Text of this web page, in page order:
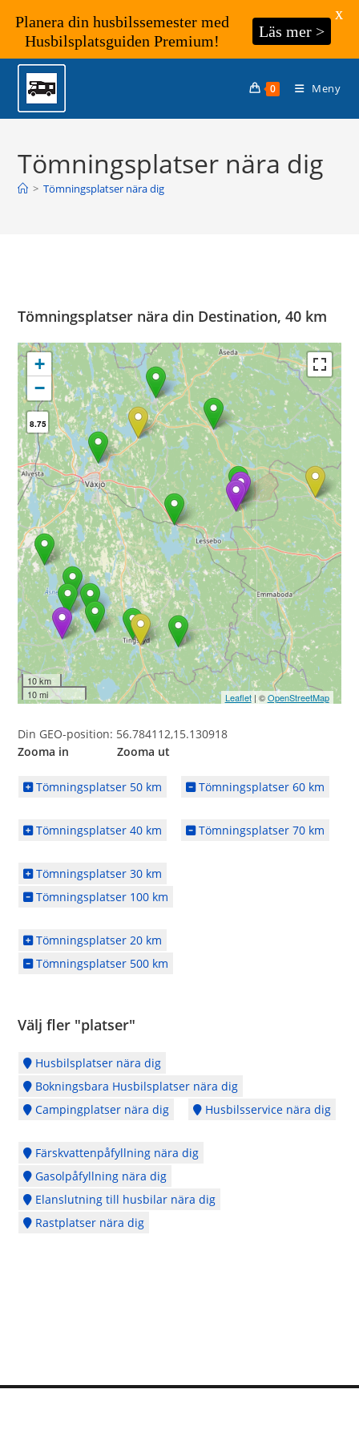
Hoppa
innehållet
0 Meny
Tömningsplatser nära dig
> Tömningsplatser nära dig
Tömningsplatser nära din Destination, 40 km
+
−
8.75
10 km
10 mi
Leaflet| ©OpenStreetMap
Din GEO-position: 56.784112,15.130918
Zooma in Zooma ut
Tömningsplatser 50 km Tömningsplatser 60 km
Tömningsplatser 40 km Tömningsplatser 70 km
Tömningsplatser 30 km
Tömningsplatser 100 km
Tömningsplatser 20 km
Tömningsplatser 500 km
Välj fler "platser"
Husbilsplatser nära dig
Bokningsbara Husbilsplatser nära dig
Campingplatser nära dig
Husbilsservice nära dig
Färskvattenpåfyllning nära dig
Gasolpåfyllning nära dig
Elanslutning till husbilar nära dig
Rastplatser nära dig
Planera din husbilssemester med
Husbilsplatsguiden Premium!
Läs mer >
X